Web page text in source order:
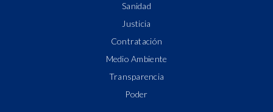
Sanidad
Justicia
Contratación
Medio Ambiente
Transparencia
Poder